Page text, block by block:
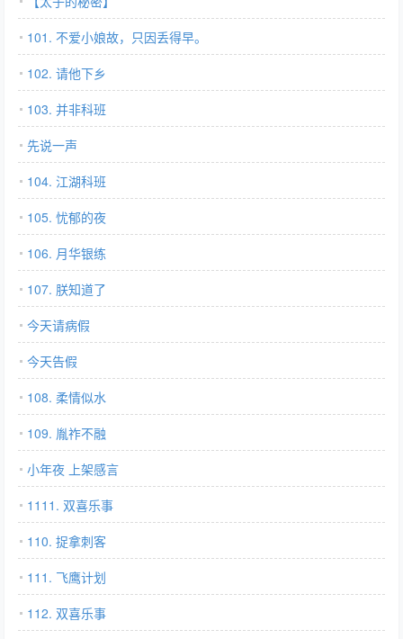
101. 不爱小娘故，只因丢得早。
102. 请他下乡
103. 并非科班
先说一声
104. 江湖科班
105. 忧郁的夜
106. 月华银练
107. 朕知道了
今天请病假
今天告假
108. 柔情似水
109. 胤祚不融
小年夜 上架感言
1111. 双喜乐事
110. 捉拿刺客
111. 飞鹰计划
112. 双喜乐事